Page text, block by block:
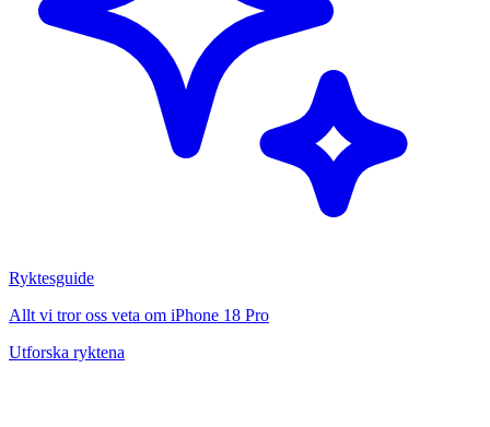
Ryktesguide
Allt vi tror oss veta om iPhone 18 Pro
Utforska ryktena